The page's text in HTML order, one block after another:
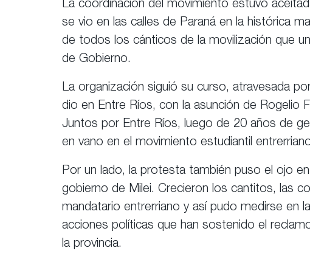
La coordinación del movimiento estuvo
se vio en las calles de Paraná en la histórica
de todos los cánticos de la movilización que
de Gobierno.
La organización siguió su curso, atravesada
dio en Entre Ríos, con la asunción de Rogelio
Juntos por Entre Ríos, luego de 20 años de
en vano en el movimiento estudiantil
Por un lado, la protesta también puso el ojo
gobierno de Milei. Crecieron los cantitos, las
mandatario entrerriano y así pudo medirse en
acciones políticas que han sostenido el
la provincia.